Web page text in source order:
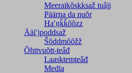
Meeraikõskksaž tuâjj
Päärna da nuõr
Haʹŋǩǩõõzz
Ääiʹjpoddsaž
Šõddmõõžž
Õhttvuõtt-teâđ
Laasktemteâđ
Media